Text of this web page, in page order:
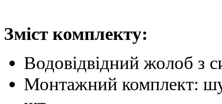
Зміст комплекту:
Водовідвідний жолоб з
Монтажний комплект: